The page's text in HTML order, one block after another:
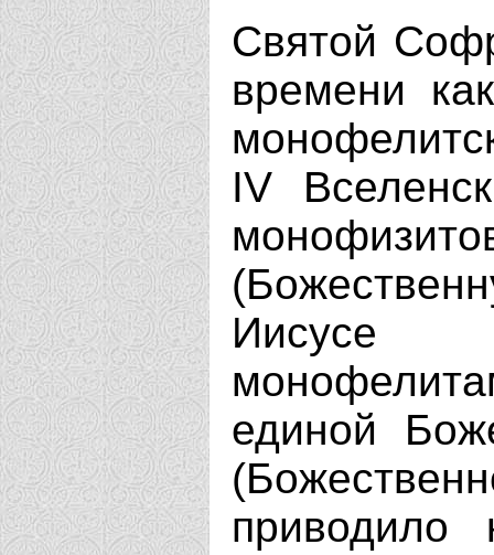
Святой
времени
IV
Иисусе
единой
приводило